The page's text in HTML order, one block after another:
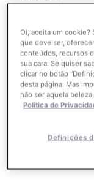
ou10x deR$ 20,00
...
Oi, aceita um cookie?
que deve ser,
conteúdos, recursos
sua cara. Se quiser
clicar no botão
desta página. Mas
não ser aquela
Política de
Definições